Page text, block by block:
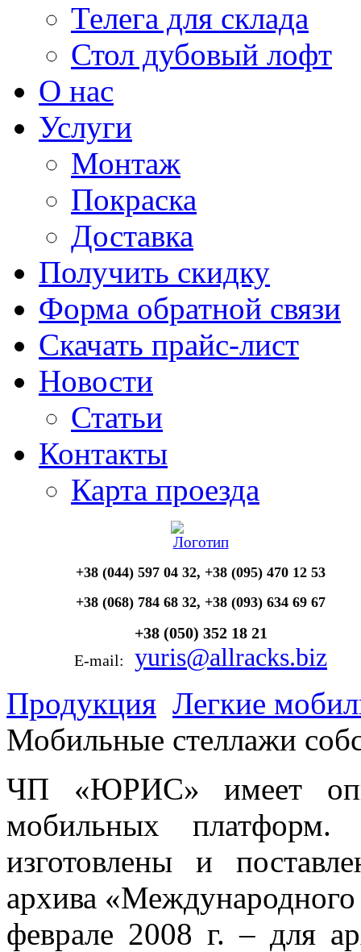
Телега для склада
Стол дубовый лофт
О нас
Услуги
Монтаж
Покраска
Доставка
Получить скидку
Форма обратной связи
Скачать прайс-лист
Новости
Статьи
Контакты
Карта проезда
+38 (044) 597 04 32, +38 (095) 470 12 53
+38 (068) 784 68 32, +38 (093) 634 69 67
+38 (050) 352 18 21
E-mail:
yuris@allracks.biz
Продукция Легкие
Мобильные стеллажи
ЧП «ЮРИС» имеет
мобильных
изготовлены и
архива «Международного
феврале 2008 г. – для